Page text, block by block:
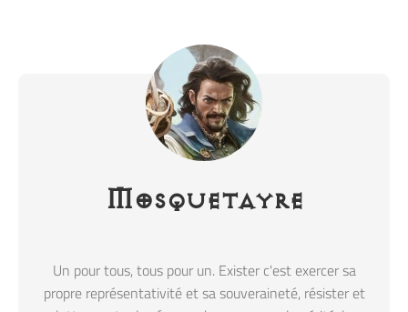
Mosquetayre
Un pour tous, tous pour un. Exister c'est exercer sa
propre représentativité et sa souveraineté, résister et